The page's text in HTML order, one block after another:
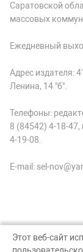
Саратовской
массовых
Ежедневный
Адрес издателя:
Ленина, 14 "б".
Телефоны:
8 (84542) 4-18-
4-19-08.
E-mail: sel-
Этот веб-сайт